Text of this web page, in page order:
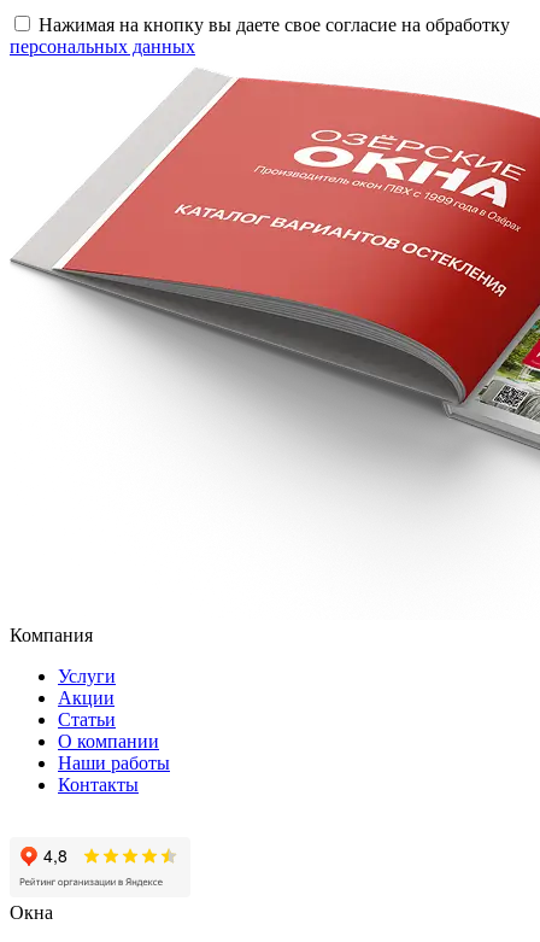
Нажимая на кнопку вы даете свое согласие на обработку
персональных данных
Компания
Услуги
Акции
Статьи
О компании
Наши работы
Контакты
Окна